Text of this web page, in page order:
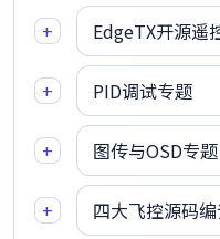
+ EdgeTX开源遥
+ PID调试专题
+ 图传与OSD专题
+ 四大飞控源码